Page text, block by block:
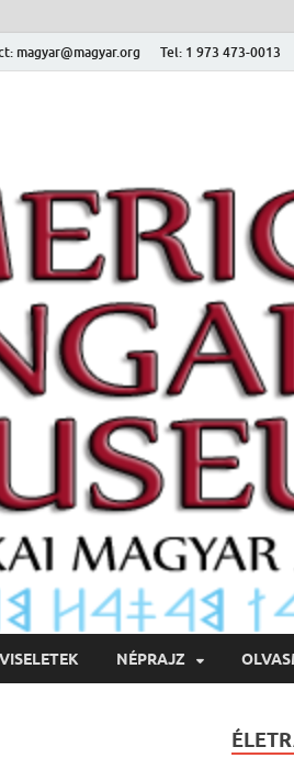
magyar@magyar.org Tel: 1 973 473-0013
NÉPRAJZ